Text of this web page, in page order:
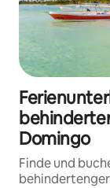
Domingo
Finde und